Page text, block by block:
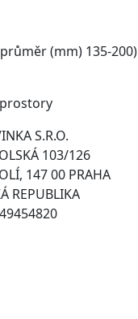
(mm) 135-200)
S.R.O.
103/126
147 00 PRAHA
REPUBLIKA